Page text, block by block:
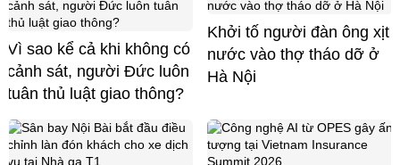
Vì sao kể cả khi không có
cảnh sát, người Đức luôn
tuân thủ luật giao thông?
Khởi tố người đàn ông xịt
nước vào thợ tháo dỡ ở
Hà Nội